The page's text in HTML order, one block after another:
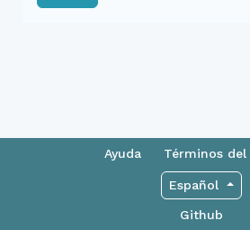
Ayuda Términos del
Español
Github